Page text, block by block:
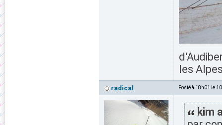
les
radical Posté à 18h01 le
kim